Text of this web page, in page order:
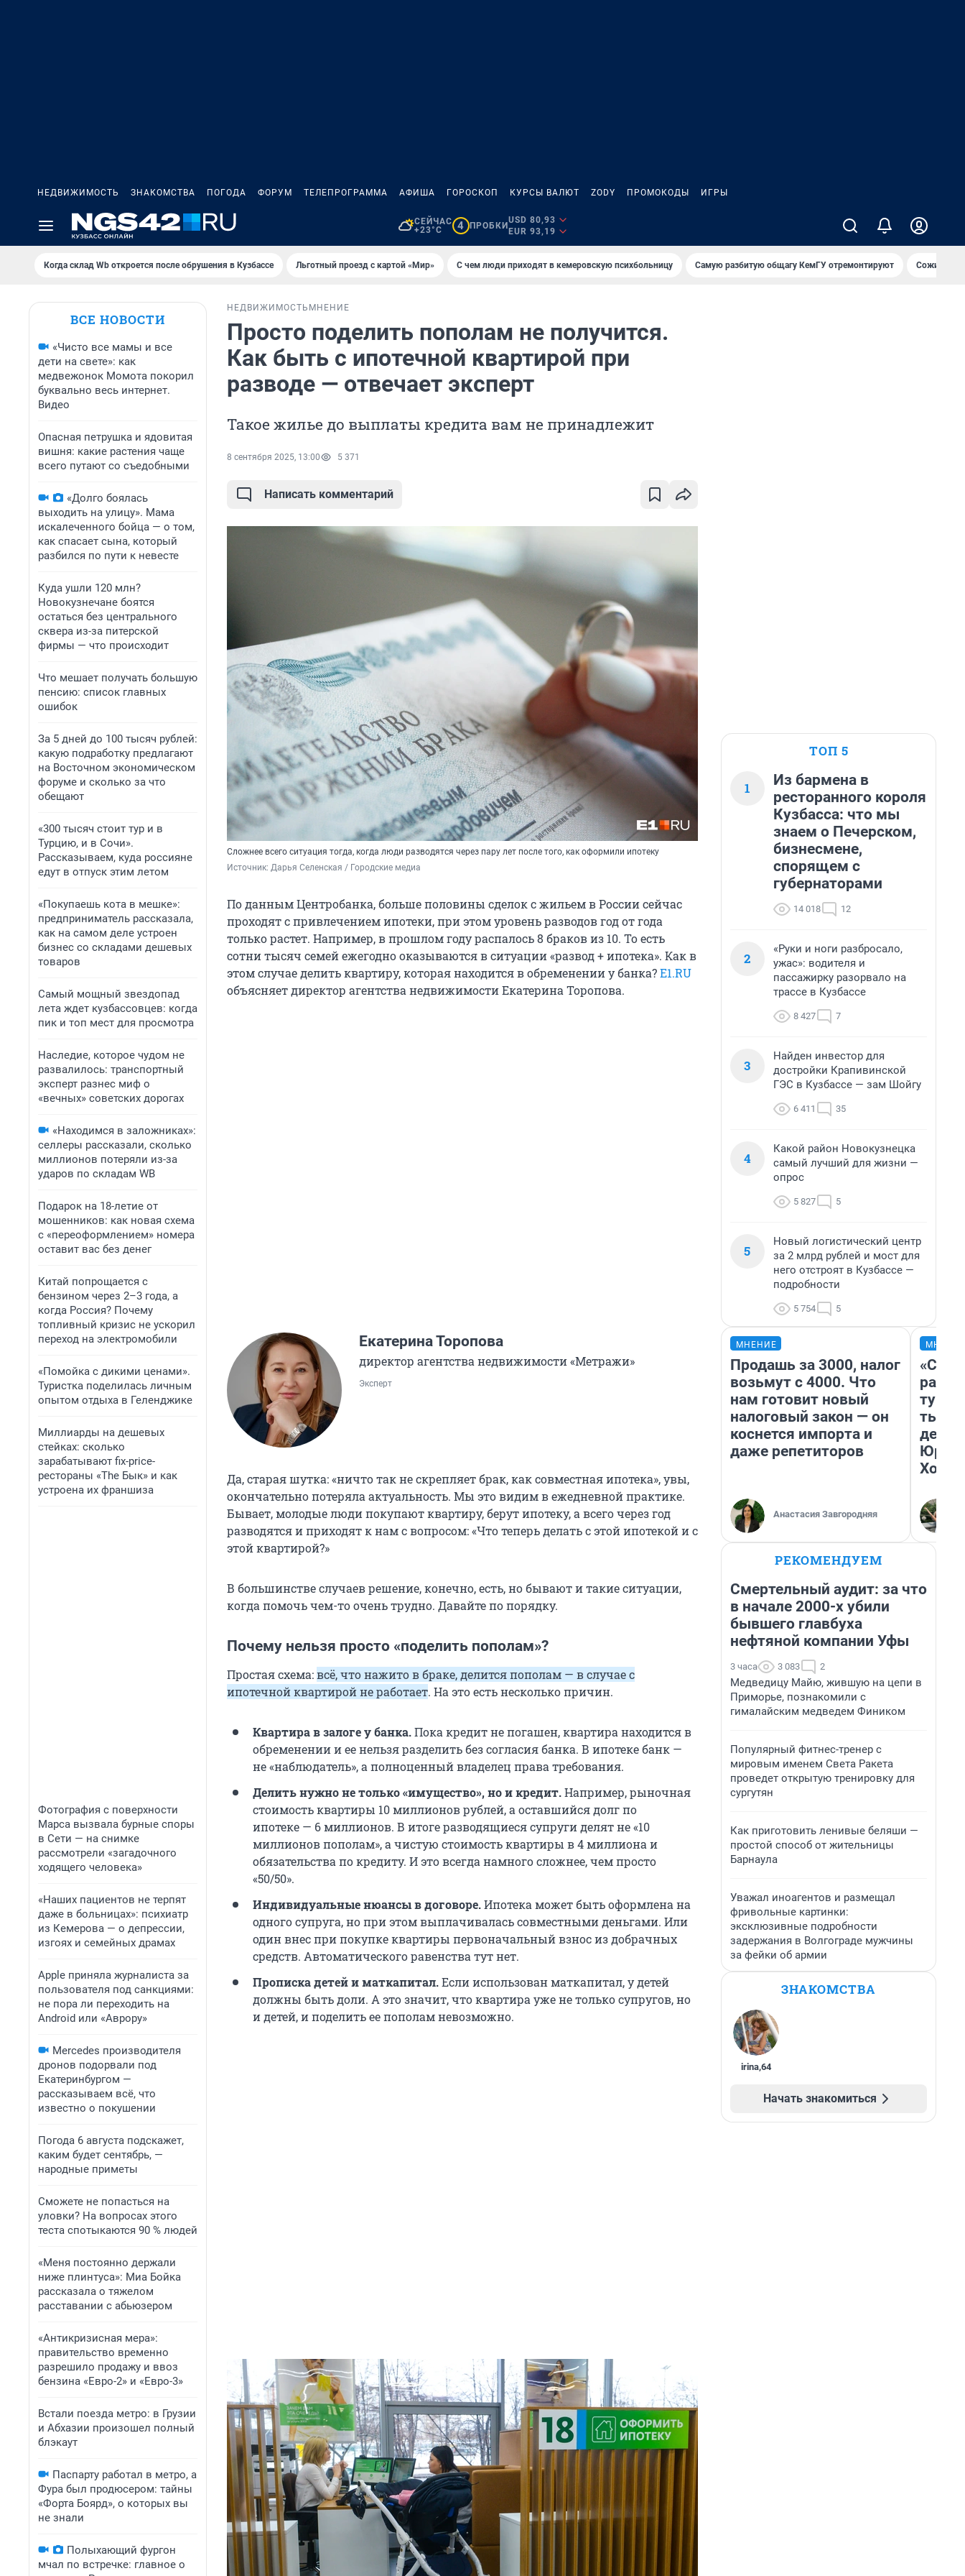
НЕДВИЖИМОСТЬ ЗНАКОМСТВА ПОГОДА ФОРУМ ТЕЛЕПРОГРАММА АФИША ГОРОСКОП КУРСЫ ВАЛЮТ ZODY ПРОМОКОДЫ ИГРЫ
СЕЙЧАС
+23°C
4 ПРОБКИ
USD 80,93
EUR 93,19
Когда склад Wb откроется после обрушения в Кузбассе Льготный проезд с картой «Мир» С чем люди приходят в кемеровскую психбольницу Самую разбитую общагу КемГУ отремонтируют
ВСЕ НОВОСТИ
«Чисто все мамы и все
дети на свете»: как
медвежонок Момота покорил
буквально весь интернет.
Видео
Опасная петрушка и ядовитая
вишня: какие растения чаще
всего путают со съедобными
«Долго боялась
выходить на улицу». Мама
искалеченного бойца — о том,
как спасает сына, который
разбился по пути к невесте
Куда ушли 120 млн?
Новокузнечане боятся
остаться без центрального
сквера из-за питерской
фирмы — что происходит
Что мешает получать большую
пенсию: список главных
ошибок
За 5 дней до 100 тысяч рублей:
какую подработку предлагают
на Восточном экономическом
форуме и сколько за что
обещают
«300 тысяч стоит тур и в
Турцию, и в Сочи».
Рассказываем, куда россияне
едут в отпуск этим летом
«Покупаешь кота в мешке»:
предприниматель рассказала,
как на самом деле устроен
бизнес со складами дешевых
товаров
Самый мощный звездопад
лета ждет кузбассовцев: когда
пик и топ мест для просмотра
Наследие, которое чудом не
развалилось: транспортный
эксперт разнес миф о
«вечных» советских дорогах
«Находимся в заложниках»:
селлеры рассказали, сколько
миллионов потеряли из-за
ударов по складам WB
Подарок на 18-летие от
мошенников: как новая схема
с «переоформлением» номера
оставит вас без денег
Китай попрощается с
бензином через 2–3 года, а
когда Россия? Почему
топливный кризис не ускорил
переход на электромобили
«Помойка с дикими ценами».
Туристка поделилась личным
опытом отдыха в Геленджике
Миллиарды на дешевых
стейках: сколько
зарабатывают fix-price-
рестораны «The Бык» и как
устроена их франшиза
Фотография с поверхности
Марса вызвала бурные споры
в Сети — на снимке
рассмотрели «загадочного
ходящего человека»
«Наших пациентов не терпят
даже в больницах»: психиатр
из Кемерова — о депрессии,
изгоях и семейных драмах
Apple приняла журналиста за
пользователя под санкциями:
не пора ли переходить на
Android или «Аврору»
Mercedes производителя
дронов подорвали под
Екатеринбургом —
рассказываем всё, что
известно о покушении
Погода 6 августа подскажет,
каким будет сентябрь, —
народные приметы
Сможете не попасться на
уловки? На вопросах этого
теста спотыкаются 90 % людей
«Меня постоянно держали
ниже плинтуса»: Миа Бойка
рассказала о тяжелом
расставании с абьюзером
«Антикризисная мера»:
правительство временно
разрешило продажу и ввоз
бензина «Евро-2» и «Евро-3»
Встали поезда метро: в Грузии
и Абхазии произошел полный
блэкаут
Паспарту работал в метро, а
Фура был продюсером: тайны
«Форта Боярд», о которых вы
не знали
Полыхающий фургон
мчал по встречке: главное о
НЕДВИЖИМОСТЬ МНЕНИЕ
Просто поделить пополам не получится.
Как быть с ипотечной квартирой при
разводе — отвечает эксперт
Такое жилье до выплаты кредита вам не принадлежит
8 сентября 2025, 13:00 5 371
Написать комментарий
Сложнее всего ситуация тогда, когда люди разводятся через пару лет после того, как оформили ипотеку
Источник: Дарья Селенская / Городские медиа
По данным Центробанка, больше половины сделок с жильем в России сейчас
проходят с привлечением ипотеки, при этом уровень разводов год от года
только растет. Например, в прошлом году распалось 8 браков из 10. То есть
сотни тысяч семей ежегодно оказываются в ситуации «развод + ипотека». Как в
этом случае делить квартиру, которая находится в обременении у банка?E1.RU
объясняет директор агентства недвижимости Екатерина Торопова.
Екатерина Торопова
директор агентства недвижимости «Метражи»
Эксперт
Да, старая шутка: «ничто так не скрепляет брак, как совместная ипотека», увы,
окончательно потеряла актуальность. Мы это видим в ежедневной практике.
Бывает, молодые люди покупают квартиру, берут ипотеку, а всего через год
разводятся и приходят к нам с вопросом: «Что теперь делать с этой ипотекой и с
этой квартирой?»
В большинстве случаев решение, конечно, есть, но бывают и такие ситуации,
когда помочь чем-то очень трудно. Давайте по порядку.
Почему нельзя просто «поделить пополам»?
Простая схема:всё, что нажито в браке, делится пополам — в случае с
ипотечной квартирой не работает. На это есть несколько причин.
Квартира в залоге у банка.Пока кредит не погашен, квартира находится в
обременении и ее нельзя разделить без согласия банка. В ипотеке банк —
не «наблюдатель», а полноценный владелец права требования.
Делить нужно не только «имущество», но и кредит.Например, рыночная
стоимость квартиры 10 миллионов рублей, а оставшийся долг по
ипотеке — 6 миллионов. В итоге разводящиеся супруги делят не «10
миллионов пополам», а чистую стоимость квартиры в 4 миллиона и
обязательства по кредиту. И это всегда намного сложнее, чем просто
«50/50».
Индивидуальные нюансы в договоре.Ипотека может быть оформлена на
одного супруга, но при этом выплачивалась совместными деньгами. Или
один внес при покупке квартиры первоначальный взнос из добрачных
средств. Автоматического равенства тут нет.
Прописка детей и маткапитал.Если использован маткапитал, у детей
должны быть доли. А это значит, что квартира уже не только супругов, но
и детей, и поделить ее пополам невозможно.
ТОП 5
1
Из бармена в
ресторанного короля
Кузбасса: что мы
знаем о Печерском,
бизнесмене,
спорящем с
губернаторами
14 018 12
2
«Руки и ноги разбросало,
ужас»: водителя и
пассажирку разорвало на
трассе в Кузбассе
8 427 7
3
Найден инвестор для
достройки Крапивинской
ГЭС в Кузбассе — зам Шойгу
6 411 35
4
Какой район Новокузнецка
самый лучший для жизни —
опрос
5 827 5
5
Новый логистический центр
за 2 млрд рублей и мост для
него отстроят в Кузбассе —
подробности
5 754 5
МНЕНИЕ
Продашь за 3000, налог
возьмут с 4000. Что
нам готовит новый
налоговый закон — он
коснется импорта и
даже репетиторов
Анастасия Завгородняя
день
РЕКОМЕНДУЕМ
Смертельный аудит: за что
в начале 2000-х убили
бывшего главбуха
нефтяной компании Уфы
3 часа 3 083 2
Медведицу Майю, жившую на цепи в
Приморье, познакомили с
гималайским медведем Фиником
Популярный фитнес-тренер с
мировым именем Света Ракета
проведет открытую тренировку для
сургутян
Как приготовить ленивые беляши —
простой способ от жительницы
Барнаула
Уважал иноагентов и размещал
фривольные картинки:
эксклюзивные подробности
задержания в Волгограде мужчины
за фейки об армии
ЗНАКОМСТВА
irina,64
Начать знакомиться